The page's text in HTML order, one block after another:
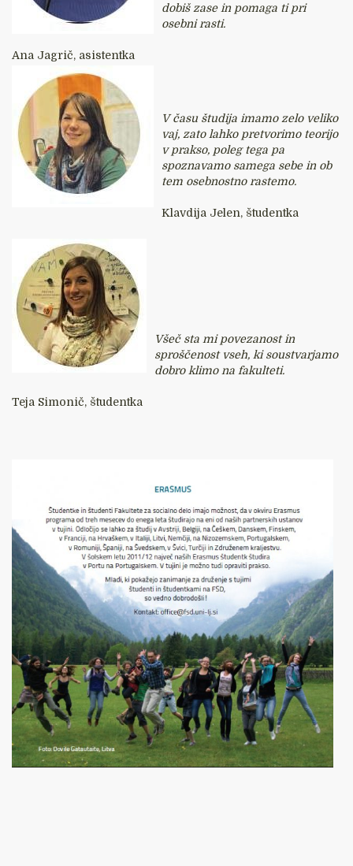
dobiš zase in pomaga ti pri
osebni rasti.
Ana Jagrič, asistentka
V času študija imamo zelo veliko
vaj, zato lahko pretvorimo teorijo
v prakso, poleg tega pa
spoznavamo samega sebe in ob
tem osebnostno rastemo.
Klavdija Jelen, študentka
Všeč sta mi povezanost in
sproščenost vseh, ki soustvarjamo
dobro klimo na fakulteti.
Teja Simonič, študentka